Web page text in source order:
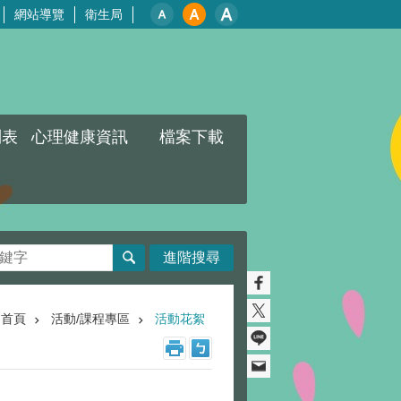
網站導覽 衛生局
心理健康資訊 檔案下載
進階搜尋
首頁 活動/課程專區 活動花絮